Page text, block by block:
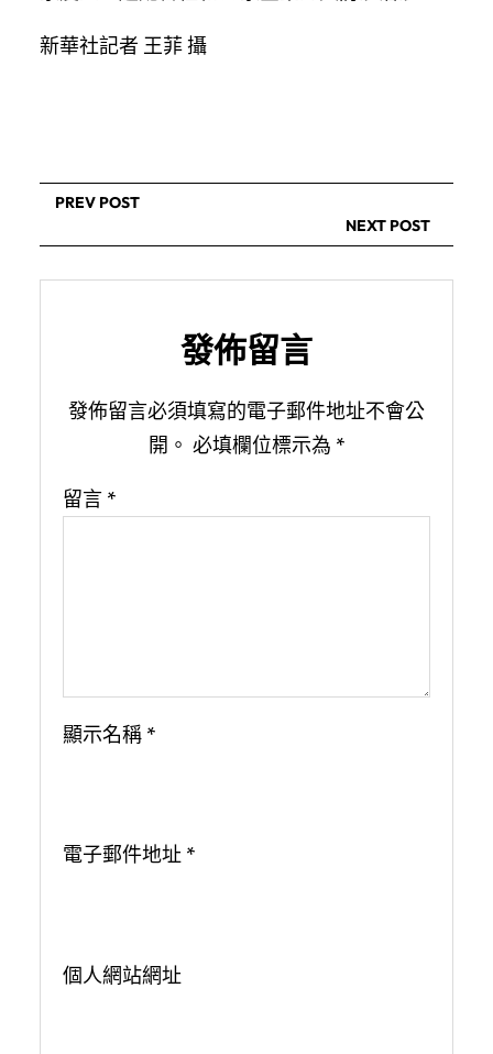
新華社記者 王菲 攝
PREV POST
NEXT POST
發佈留言
發佈留言必須填寫的電子郵件地址不會公
開。 必填欄位標示為 *
留言 *
顯示名稱 *
電子郵件地址 *
個人網站網址